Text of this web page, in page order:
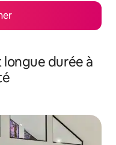
durée à
appréciés